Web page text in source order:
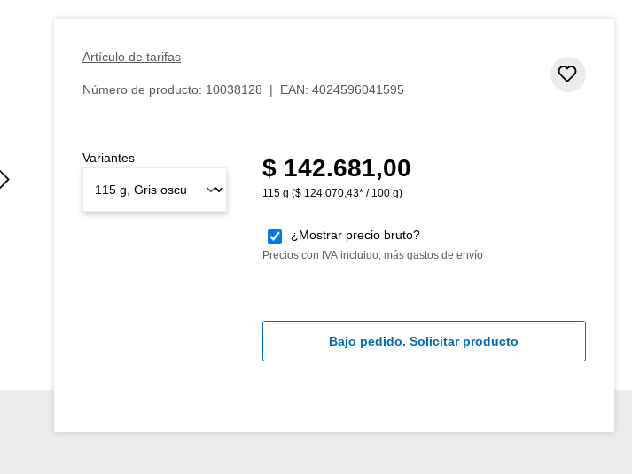
Artículo de tarifas
Número de producto: 10038128 | EAN: 4024596041595
Precio normal:
$ 142.681,00
115 g ($ 124.070,43* / 100 g)
¿Mostrar precio bruto?
Precios con IVA incluido, más gastos de envío
Variantes
Bajo pedido. Solicitar producto